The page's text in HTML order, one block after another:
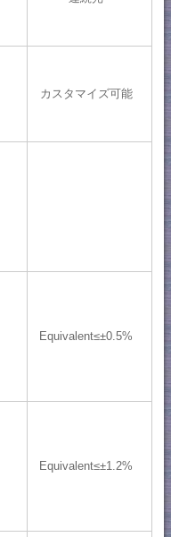
カスタマイズ可能
Equivalent≤±0.5%
Equivalent≤±1.2%